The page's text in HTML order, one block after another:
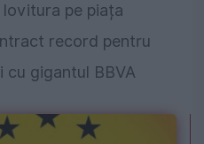
pe piața
record pentru
cu gigantul BBVA